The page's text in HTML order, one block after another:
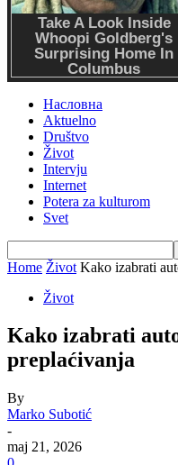
Насловна
Aktuelno
Društvo
Život
Intervju
Internet
Potera za kulturom
Svet
Home Život Kako izabrati
Život
Kako izabrati
preplaćivanja
By
Marko Subotić
-
maj 21, 2026